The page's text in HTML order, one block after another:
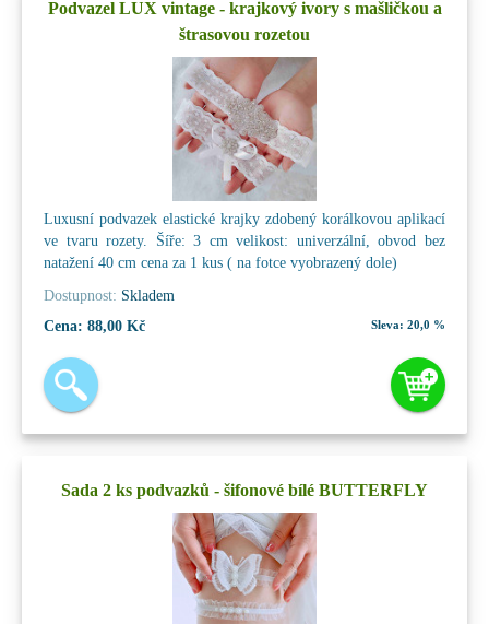
Podvazel LUX vintage - krajkový ivory s mašličkou a
štrasovou rozetou
Luxusní podvazek elastické krajky zdobený korálkovou aplikací
ve tvaru rozety. Šíře: 3 cm velikost: univerzální, obvod bez
natažení 40 cm cena za 1 kus ( na fotce vyobrazený dole)
Dostupnost: Skladem
Cena: 88,00 Kč Sleva: 20,0 %
Sada 2 ks podvazků - šifonové bílé BUTTERFLY